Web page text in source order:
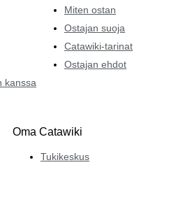
kanssa
Miten ostan
Ostajan suoja
Catawiki-tarinat
Ostajan ehdot
Oma Catawiki
Tukikeskus